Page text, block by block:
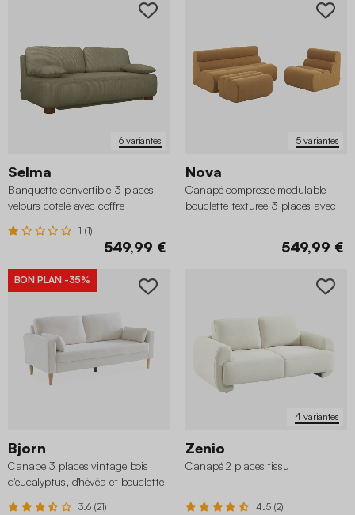
6 variantes
Selma
Banquette convertible 3 places
velours côtelé avec coffre
1 (1)
549,99 €
5 variantes
Nova
Canapé compressé modulable
bouclette texturée 3 places avec
549,99 €
BON PLAN -35%
Bjorn
Canapé 3 places vintage bois
d'eucalyptus, d'hévéa et bouclette
3.6 (21)
4 variantes
Zenio
Canapé 2 places tissu
4.5 (2)